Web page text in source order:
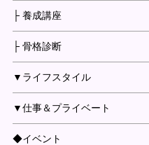
├ 養成講座
├ 骨格診断
▼ライフスタイル
▼仕事＆プライベート
◆イベント